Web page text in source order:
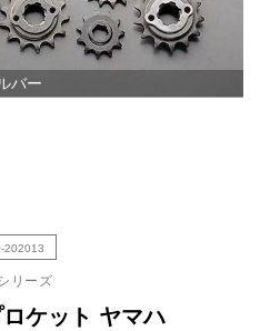
バー
202013
リーズ
ケット ヤマハ